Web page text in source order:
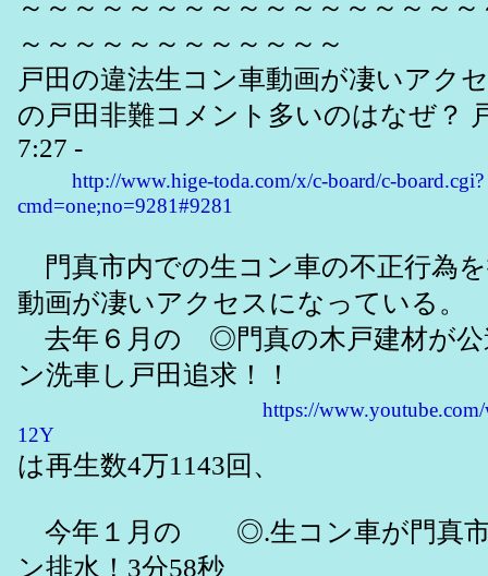
～～～～～～～～～～～～～～～～
～～～～～～～～～～～～
戸田の違法生コン車動画が凄いアク
の戸田非難コメント多いのはなぜ？
7:27 -
http://www.hige-toda.com/x/c-board/c-board.cgi?
cmd=one;no=9281#9281
門真市内での生コン車の不正行為
動画が凄いアクセスになっている。
去年６月の ◎門真の木戸建材が公
ン洗車し戸田追求！！
https://
12Y
は再生数4万1143回、
今年１月の ◎.生コン車が門真市
ン排水！3分58秒